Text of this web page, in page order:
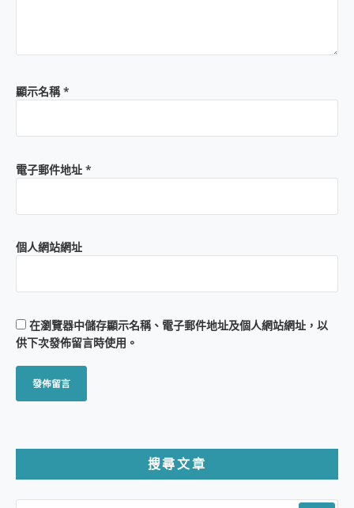
顯示名稱*
電子郵件地址 *
個人網站網址
在瀏覽器中儲存顯示名稱、電子郵件地址及個人網站網址，以
供下次發佈留言時使用。
搜尋文章